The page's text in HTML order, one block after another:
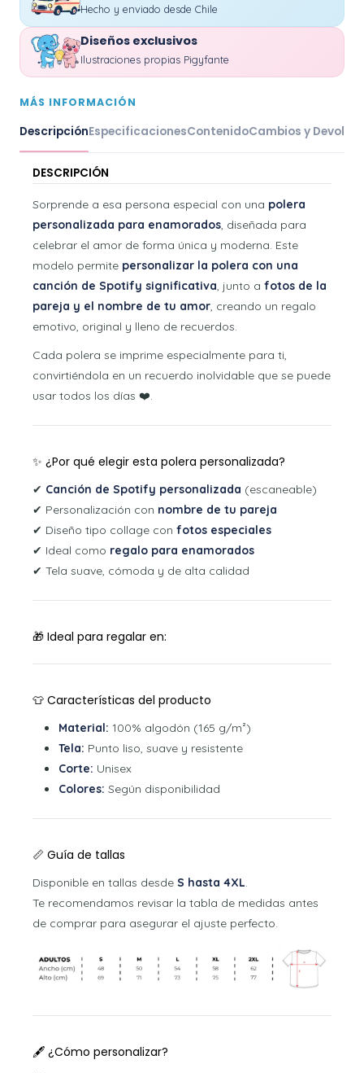
Hecho y enviado desde Chile
Diseños exclusivos
Ilustraciones propias Pigyfante
MÁS INFORMACIÓN
DescripciónEspecificacionesContenidoCambios y
DESCRIPCIÓN
Sorprende a esa persona especial con una polera
personalizada para enamorados, diseñada para
celebrar el amor de forma única y moderna. Este
modelo permite personalizar la polera con una
canción de Spotify significativa, junto a fotos de la
pareja y el nombre de tu amor, creando un regalo
emotivo, original y lleno de recuerdos.
Cada polera se imprime especialmente para ti,
convirtiéndola en un recuerdo inolvidable que se puede
usar todos los días ❤️.
✨ ¿Por qué elegir esta polera personalizada?
✔ Canción de Spotify personalizada (escaneable)
✔ Personalización con nombre de tu pareja
✔ Diseño tipo collage con fotos especiales
✔ Ideal como regalo para enamorados
✔ Tela suave, cómoda y de alta calidad
🎁 Ideal para regalar en:
👕 Características del producto
Material: 100% algodón (165 g/m²)
Tela: Punto liso, suave y resistente
Corte: Unisex
Colores: Según disponibilidad
📏 Guía de tallas
Disponible en tallas desde S hasta 4XL.
Te recomendamos revisar la tabla de medidas antes
de comprar para asegurar el ajuste perfecto.
🖋 ¿Cómo personalizar?